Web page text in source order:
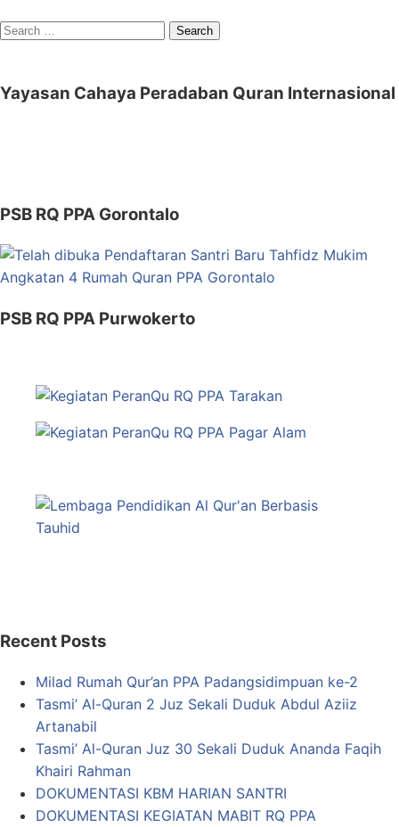
Search
Yayasan Cahaya Peradaban Quran Internasional
PSB RQ PPA Gorontalo
PSB RQ PPA Purwokerto
Recent Posts
Milad Rumah Qur’an PPA Padangsidimpuan ke-2
Tasmi’ Al-Quran 2 Juz Sekali Duduk Abdul Aziiz
Artanabil
Tasmi’ Al-Quran Juz 30 Sekali Duduk Ananda Faqih
Khairi Rahman
DOKUMENTASI KBM HARIAN SANTRI
DOKUMENTASI KEGIATAN MABIT RQ PPA